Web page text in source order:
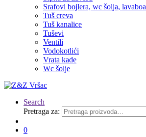
Srafovi bojlera, wc šolja, lavaboa
Tuš creva
Tuš kanalice
Tuševi
Ventili
Vodokotlići
Vrata kade
Wc šolje
Search
Pretraga za:
0